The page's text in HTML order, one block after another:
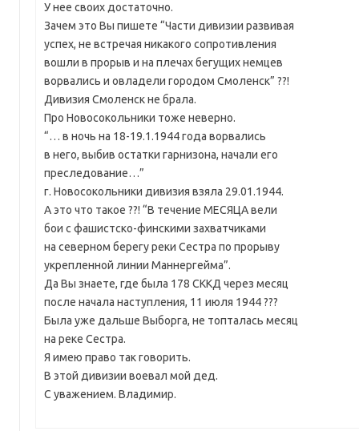
У нее своих достаточно.
Зачем это Вы пишете “Части дивизии развивая
успех, не встречая никакого сопротивления
вошли в прорыв и на плечах бегущих немцев
ворвались и овладели городом Смоленск” ??!
Дивизия Смоленск не брала.
Про Новосокольники тоже неверно.
“… в ночь на 18-19.1.1944 года ворвались
в него, выбив остатки гарнизона, начали его
преследование…”
г. Новосокольники дивизия взяла 29.01.1944.
А это что такое ??! “В течение МЕСЯЦА вели
бои с фашистско-финскими захватчиками
на северном берегу реки Сестра по прорыву
укрепленной линии Маннергейма”.
Да Вы знаете, где была 178 СККД через месяц
после начала наступления, 11 июля 1944 ???
Была уже дальше Выборга, не топталась месяц
на реке Сестра.
Я имею право так говорить.
В этой дивизии воевал мой дед.
С уважением. Владимир.